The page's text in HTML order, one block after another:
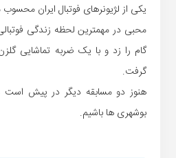
یکی از لژیونرهای فوتبال ایران
محبی در مهمترین لحظه زندگی
گام را زد و با یک ضربه تماشایی
گرفت.
هنوز دو مسابقه دیگر در پیش است
بوشهری ها باشیم.